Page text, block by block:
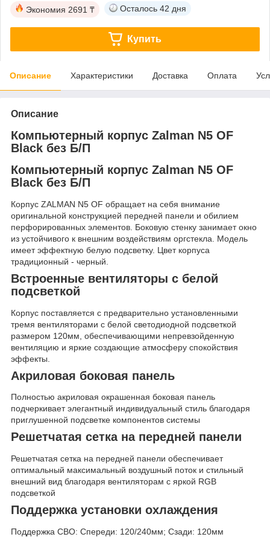
Экономия 2691 ₸ Осталось 42 дня
Купить
Описание Характеристики Доставка Оплата
Описание
Компьютерный корпус Zalman N5 OF
Black без Б/П
Компьютерный корпус Zalman N5 OF
Black без Б/П
Корпус ZALMAN N5 OF обращает на себя внимание
оригинальной конструкцией передней панели и обилием
перфорированных элементов. Боковую стенку занимает окно
из устойчивого к внешним воздействиям оргстекла. Модель
имеет эффектную белую подсветку. Цвет корпуса
традиционный - черный.
Встроенные вентиляторы с белой
подсветкой
Корпус поставляется с предварительно установленными
тремя вентиляторами с белой светодиодной подсветкой
размером 120мм, обеспечивающими непревзойденную
вентиляцию и яркие создающие атмосферу спокойствия
эффекты.
Акриловая боковая панель
Полностью акриловая окрашенная боковая панель
подчеркивает элегантный индивидуальный стиль благодаря
приглушенной подсветке компонентов системы
Решетчатая сетка на передней панели
Решетчатая сетка на передней панели обеспечивает
оптимальный максимальный воздушный поток и стильный
внешний вид благодаря вентиляторам с яркой RGB
подсветкой
Поддержка установки охлаждения
Поддержка СВО: Спереди: 120/240мм; Сзади: 120мм